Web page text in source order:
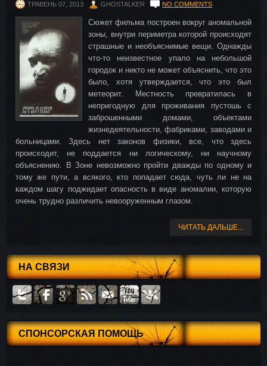
ТРАВЕНЬ 07, 2013 GHOSTALKER NO COMMENTS
Сюжет фильма построен вокруг аномальной
зоны, внутри периметра которой происходят
страшные и необъяснимые вещи. Однажды
что-то неизвестное упало на небольшой
городок и никто не может объяснить, что это
было, хотя утверждается, что это был
метеорит. Местность превратилась в
непригодную для проживания пустошь с
заброшенными домами, объектами
жизнедеятельности, фабриками, заводами и
больницами. Здесь нет законов физики, все, что здесь
происходит, не поддается ни логическому, ни научному
объяснению. В Зоне невозможно пройти дважды по одному и
тому же пути, а всякого, кто попадает сюда, чуть ли не на
каждом шагу поджидает опасность в виде аномалии, которую
очень трудно различить невооруженным глазом.
ЧИТАТЬ ДАЛЬШЕ...
НА СВЯЗИ
СПОНСОРСКАЯ ПОМОЩЬ